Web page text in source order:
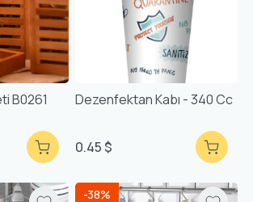
B0261 Dezenfektan Kabı - 340 Cc
0.45 $
-38%